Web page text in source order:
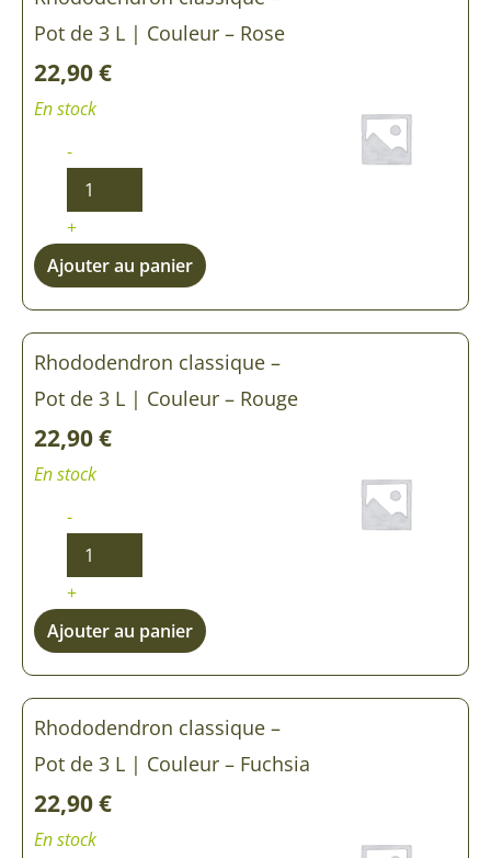
Pot de 3 L | Couleur – Rose
22,90€
En stock
-
+
Ajouter au panier
Rhododendron classique –
Pot de 3 L | Couleur – Rouge
22,90€
En stock
-
+
Ajouter au panier
Rhododendron classique –
Pot de 3 L | Couleur – Fuchsia
22,90€
En stock